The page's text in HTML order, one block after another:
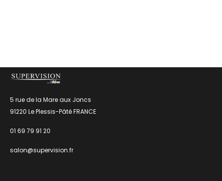
5 rue de la Mare aux Joncs
91220 Le Plessis-Pâté FRANCE
01 69 79 91 20
salon@supervision.fr